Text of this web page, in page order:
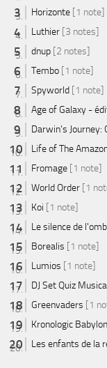
Horizonte [1 note]
Luthier [3 notes]
dnup [2 notes]
Tembo [1 note]
Spyworld [1 note]
Age of Galaxy -
Darwin's Journey:
Life of The
Fromage [1 note]
World Order [1
Koi [1 note]
Le silence de
Borealis [1 note]
Lumios [1 note]
DJ Set Quiz
Greenvaders [1
Kronologic
Les enfants de la